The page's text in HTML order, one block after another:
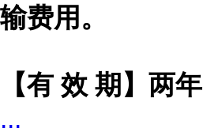
输费用。
【有 效 期】两年
...